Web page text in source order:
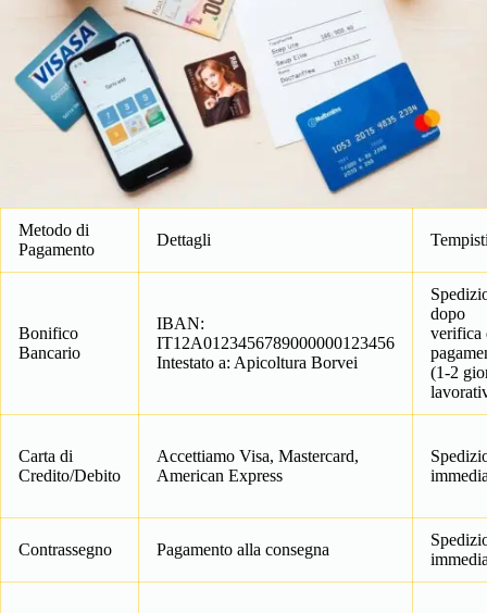
Metodo di
Pagamento
Dettagli
Bonifico
Bancario
IBAN:
IT12A0123456789000000123456
Intestato a: Apicoltura Borvei
dopo
verifica
(1-2
Carta di
Credito/Debito
Accettiamo Visa, Mastercard,
American Express
Contrassegno Pagamento alla consegna